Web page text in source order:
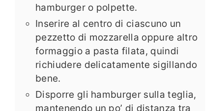
hamburger o polpette.
Inserire al centro di ciascuno un
pezzetto di mozzarella oppure altro
formaggio a pasta filata, quindi
richiudere delicatamente sigillando
bene.
Disporre gli hamburger sulla teglia,
mantenendo un po’ di distanza tra